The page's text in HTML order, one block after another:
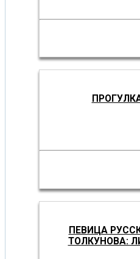
ПЕВИЦА
ТОЛКУНОВА: